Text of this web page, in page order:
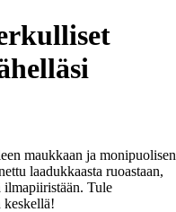
maukkaan ja monipuolisen
laadukkaasta ruoastaan,
ilmapiiristään. Tule
keskellä!